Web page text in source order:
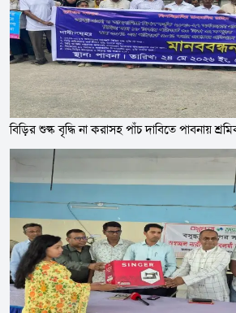
বিড়ির শুল্ক বৃদ্ধি না করাসহ পাঁচ দাবিতে পাবনায়